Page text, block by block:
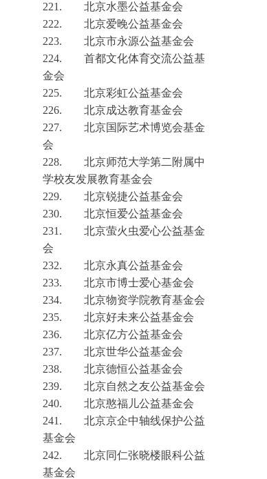
221.
北京水墨公益基金会
222.
北京爱晚公益基金会
223.
北京市永源公益基金会
224.
首都文化体育交流公益基
金会
225.
北京彩虹公益基金会
226.
北京成达教育基金会
227.
北京国际艺术博览会基金
会
228.
北京师范大学第二附属中
学校友发展教育基金会
229.
北京锐捷公益基金会
230.
北京恒爱公益基金会
231.
北京萤火虫爱心公益基金
会
232.
北京永真公益基金会
233.
北京市博士爱心基金会
234.
北京物资学院教育基金会
235.
北京好未来公益基金会
236.
北京亿方公益基金会
237.
北京世华公益基金会
238.
北京德恒公益基金会
239.
北京自然之友公益基金会
240.
北京憨福儿公益基金会
241.
北京京企中轴线保护公益
基金会
242.
北京同仁张晓楼眼科公益
基金会